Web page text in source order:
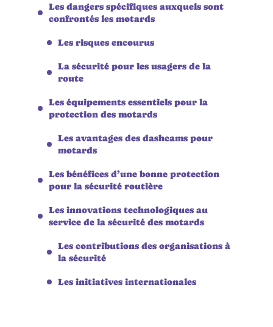
Les dangers spécifiques auxquels sont
confrontés les motards
Les risques encourus
La sécurité pour les usagers de la
route
Les équipements essentiels pour la
protection des motards
Les avantages des dashcams pour
motards
Les bénéfices d’une bonne protection
pour la sécurité routière
Les innovations technologiques au
service de la sécurité des motards
Les contributions des organisations à
la sécurité
Les initiatives internationales